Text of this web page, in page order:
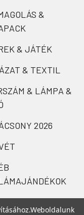
&
& JÁTÉK
& TEXTIL
& LÁMPA &
2026
Weboldalunk